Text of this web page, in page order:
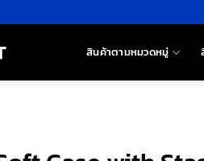
สินค้าตามหมวดหมู่